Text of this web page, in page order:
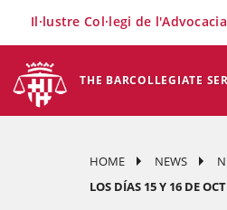
THE BARCOLLEGIATE
Il·lustre Col·legi de
HOME NEWS
LOS DÍAS 15 Y 16 DE